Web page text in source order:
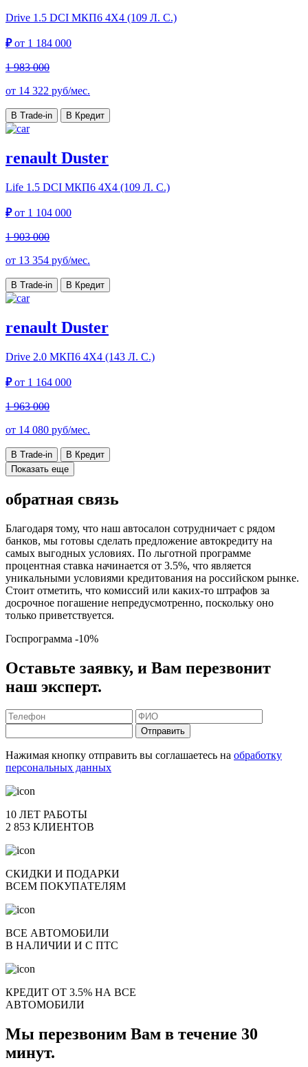
Drive 1.5 DCI МКП6 4Х4 (109 Л. С.)
₽от 1 184 000
1 983 000
от 14 322 руб/мес.
В Trade-in В Кредит
renault Duster
Life 1.5 DCI МКП6 4Х4 (109 Л. С.)
₽от 1 104 000
1 903 000
от 13 354 руб/мес.
В Trade-in В Кредит
renault Duster
Drive 2.0 МКП6 4Х4 (143 Л. С.)
₽от 1 164 000
1 963 000
от 14 080 руб/мес.
В Trade-in
В Кредит
Показать еще
обратная связь
Благодаря тому, что наш автосалон сотрудничает с рядом
банков, мы готовы сделать предложение автокредиту на
самых выгодных условиях. По льготной программе
процентная ставка начинается от 3.5%, что является
уникальными условиями кредитования на российском рынке.
Стоит отметить, что комиссий или каких-то штрафов за
досрочное погашение непредусмотренно, поскольку оно
только приветствуется.
Госпрограмма -10%
Оставьте заявку, и Вам перезвонит
наш эксперт.
Отправить
Нажимая кнопку отправить вы соглашаетесь на обработку
персональных данных
10 ЛЕТ РАБОТЫ
2 853 КЛИЕНТОВ
СКИДКИ И ПОДАРКИ
ВСЕМ ПОКУПАТЕЛЯМ
ВСЕ АВТОМОБИЛИ
В НАЛИЧИИ И С ПТС
КРЕДИТ ОТ 3.5% НА ВСЕ
АВТОМОБИЛИ
Мы перезвоним Вам в течение 30
минут.